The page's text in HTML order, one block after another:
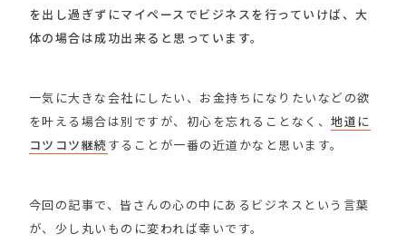
を出し過ぎずにマイペースでビジネスを行っていけば、大
体の場合は成功出来ると思っています。
一気に大きな会社にしたい、お金持ちになりたいなどの欲
を叶える場合は別ですが、初心を忘れることなく、地道に
コツコツ継続することが一番の近道かなと思います。
今回の記事で、皆さんの心の中にあるビジネスという言葉
が、少し丸いものに変われば幸いです。